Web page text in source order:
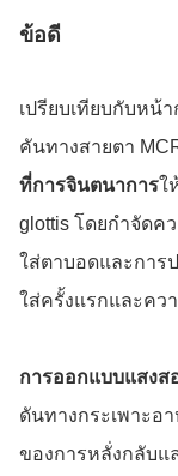
ข้อดี
เปรียบเทียบกับห
คันทางสายตา
ที่การจินตนาการใ
glottis โดยกําจัดค
ใส่ตาบอดและการ
ใส่ครั้งแรกและคว
การออกแบบแสงส
ดันทางกระเพาะอ
ของการหลั่งกลับแ